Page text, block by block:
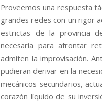
Proveemos una respuesta
grandes redes con un rigor
estrictas de la provincia
necesaria para afrontar
admiten la improvisación.
pudieran derivar en la
mecánicos secundarios,
corazón líquido de su